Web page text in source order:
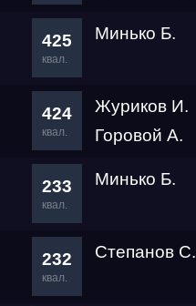
425
квал.
Минько Б.
424
квал.
Журиков И.
Горовой А.
233
квал.
Минько Б.
232
квал.
Степанов С.